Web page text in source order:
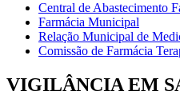
Central de Abastecimento
Farmácia Municipal
Relação Municipal de
Comissão de Farmácia
VIGILÂNCIA EM